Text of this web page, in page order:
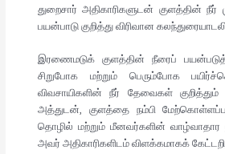
துறைசார் அதிகாரிகளுடன் குளத்தின் நீர்
பயன்பாடு குறித்து விரிவான
இரணைமடுக் குளத்தின் நீரைப்
சிறுபோக மற்றும் பெரும்போக
விவசாயிகளின் நீர் தேவைகள் குறித்தும்
அத்துடன், குளத்தை நம்பி
தொழில் மற்றும் மீனவர்களின் வாழ்வாதார
அவர் அதிகாரிகளிடம் விளக்கமாகக்